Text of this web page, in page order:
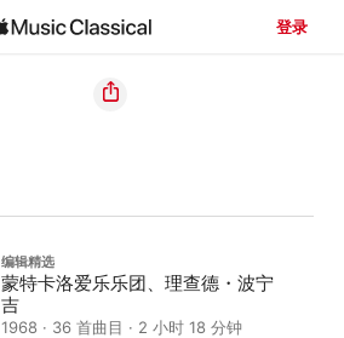
登录
编辑精选
蒙特卡洛爱乐乐团、理查德・波宁
吉
1968 · 36 首曲目 · 2 小时 18 分钟